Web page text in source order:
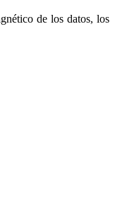
de los datos, los